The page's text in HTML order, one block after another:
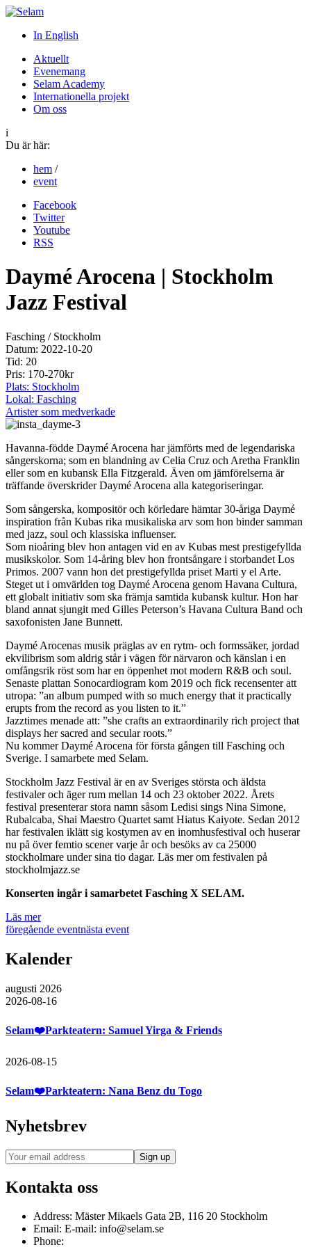
In English
Aktuellt
Evenemang
Selam Academy
Internationella projekt
Om oss
i
Du är här:
hem /
event
Facebook
Twitter
Youtube
RSS
Daymé Arocena | Stockholm
Jazz Festival
Fasching / Stockholm
Datum: 2022-10-20
Tid: 20
Pris: 170-270kr
Plats: Stockholm
Lokal: Fasching
Artister som medverkade
Havanna-födde Daymé Arocena har jämförts med de legendariska
sångerskorna; som en blandning av Celia Cruz och Aretha Franklin
eller som en kubansk Ella Fitzgerald. Även om jämförelserna är
träffande överskrider Daymé Arocena alla kategoriseringar.
Som sångerska, kompositör och körledare hämtar 30-åriga Daymé
inspiration från Kubas rika musikaliska arv som hon binder samman
med jazz, soul och klassiska influenser.
Som nioåring blev hon antagen vid en av Kubas mest prestigefyllda
musikskolor. Som 14-åring blev hon frontsångare i storbandet Los
Primos. 2007 vann hon det prestigefyllda priset Marti y el Arte.
Steget ut i omvärlden tog Daymé Arocena genom Havana Cultura,
ett globalt initiativ som ska främja samtida kubansk kultur. Hon har
bland annat sjungit med Gilles Peterson’s Havana Cultura Band och
saxofonisten Jane Bunnett.
Daymé Arocenas musik präglas av en rytm- och formssäker, jordad
ekvilibrism som aldrig står i vägen för närvaron och känslan i en
omfångsrik röst som har en öppenhet mot modern R&B och soul.
Senaste plattan Sonocardiogram kom 2019 och fick recensenter att
utropa: ”an album pumped with so much energy that it practically
erupts from the record as you listen to it.”
Jazztimes menade att: ”she crafts an extraordinarily rich project that
displays her sacred and secular roots.”
Nu kommer Daymé Arocena för första gången till Fasching och
Sverige. I samarbete med Selam.
Stockholm Jazz Festival är en av Sveriges största och äldsta
festivaler och äger rum mellan 14 och 23 oktober 2022. Årets
festival presenterar stora namn såsom Ledisi sings Nina Simone,
Rubalcaba, Shai Maestro Quartet samt Hiatus Kaiyote. Sedan 2012
har festivalen iklätt sig kostymen av en inomhusfestival och huserar
nu på över femtio scener varje år och besöks av ca 25000
stockholmare under sina tio dagar. Läs mer om festivalen på
stockholmjazz.se
Konserten ingår i samarbetet Fasching X SELAM.
Läs mer
föregående eventnästa event
Kalender
augusti 2026
2026-08-16
Selam❤️Parkteatern: Samuel Yirga & Friends
2026-08-15
Selam❤️Parkteatern: Nana Benz du Togo
Nyhetsbrev
Kontakta oss
Address: Mäster Mikaels Gata 2B, 116 20 Stockholm
Email: E-mail: info@selam.se
Phone: